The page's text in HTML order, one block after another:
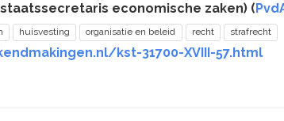
economische zaken) (
huisvesting organisatie en beleid recht strafrecht
kst-31700-XVIII-57.html